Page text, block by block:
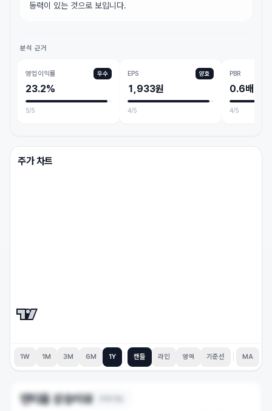
동력이 있는 것으로 보입니다.
분석 근거
영업이익률 우수
23.2%
5/5
EPS 양호
1,933원
4/5
PBR
0.6배
4/5
주가 차트
1W 1M 3M 6M 1Y 캔들 라인 영역 기준선 MA
덴티움상승이유